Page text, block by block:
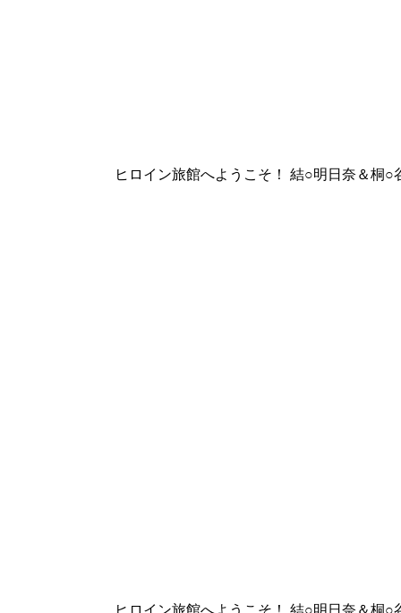
ヒロイン旅館へようこそ！ 結○明日奈＆桐○
ヒロイン旅館へようこそ！ 結○明日奈＆桐○